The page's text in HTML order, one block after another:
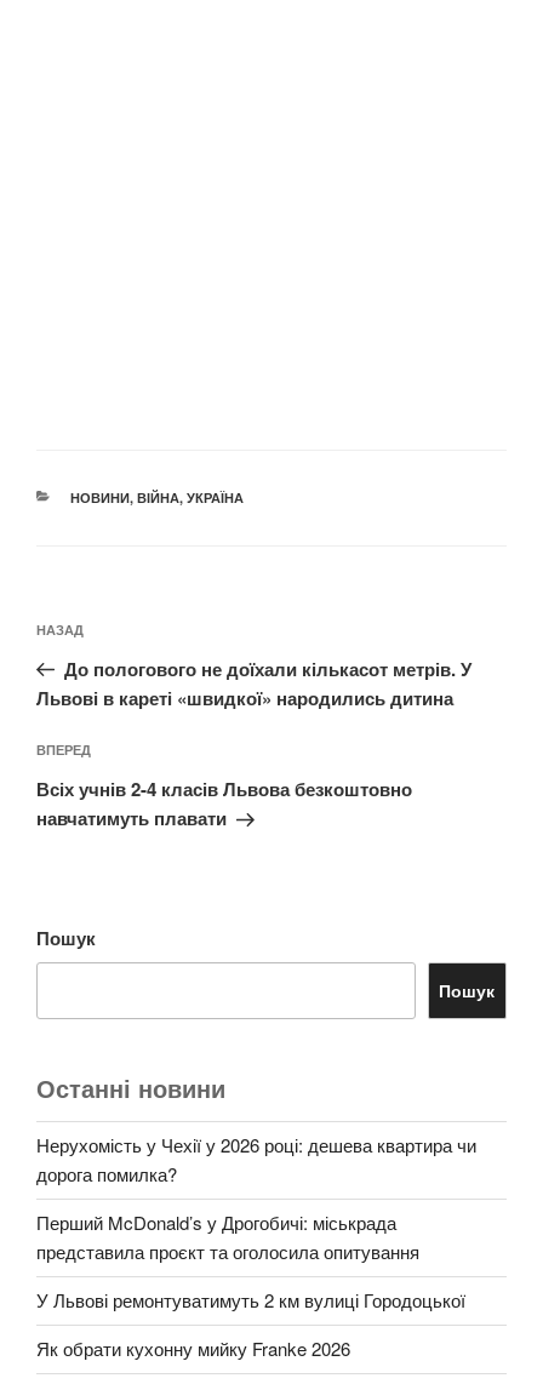
КАТЕГОРІЇ
НОВИНИ, ВІЙНА, УКРАЇНА
записів
Попередній
запис:
НАЗАД
До пологового не доїхали кількасот метрів. У
Львові в кареті «швидкої» народились дитина
Наступний
запис
ВПЕРЕД
Всіх учнів 2-4 класів Львова безкоштовно
навчатимуть плавати
Пошук
Пошук
Останні новини
Нерухомість у Чехії у 2026 році: дешева квартира чи
дорога помилка?
Перший McDonald’s у Дрогобичі: міськрада
представила проєкт та оголосила опитування
У Львові ремонтуватимуть 2 км вулиці Городоцької
Як обрати кухонну мийку Franke 2026